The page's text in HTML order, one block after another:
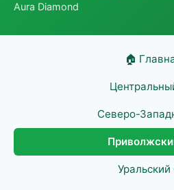
Aura Diamond
🏠
Северо-